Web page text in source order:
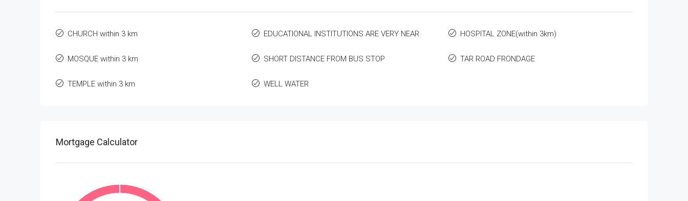
CHURCH within 3 km EDUCATIONAL INSTITUTIONS ARE VERY NEAR HOSPITAL ZONE(within 3km)
MOSQUE within 3 km SHORT DISTANCE FROM BUS STOP TAR ROAD FRONDAGE
TEMPLE within 3 km WELL WATER
Mortgage Calculator